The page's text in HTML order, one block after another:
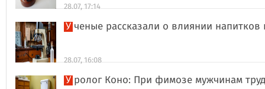
28.07, 17:14
Ученые рассказали о влиянии
28.07, 16:08
Уролог Коно: При фимозе мужчинам